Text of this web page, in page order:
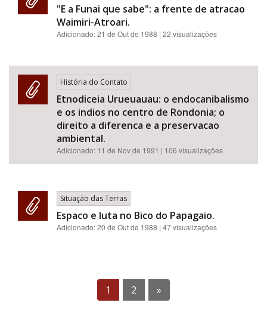
"E a Funai que sabe": a frente de atracao
Waimiri-Atroari.
Adicionado:21 de Out de 1988 | 22 visualizações
História do Contato
Etnodiceia Urueuauau: o endocanibalismo
e os indios no centro de Rondonia; o
direito a diferenca e a preservacao
ambiental.
Adicionado: 11 de Nov de 1991 | 106 visualizações
Situação das Terras
Espaco e luta no Bico do Papagaio.
Adicionado:20 de Out de 1988 | 47 visualizações
1 2 »